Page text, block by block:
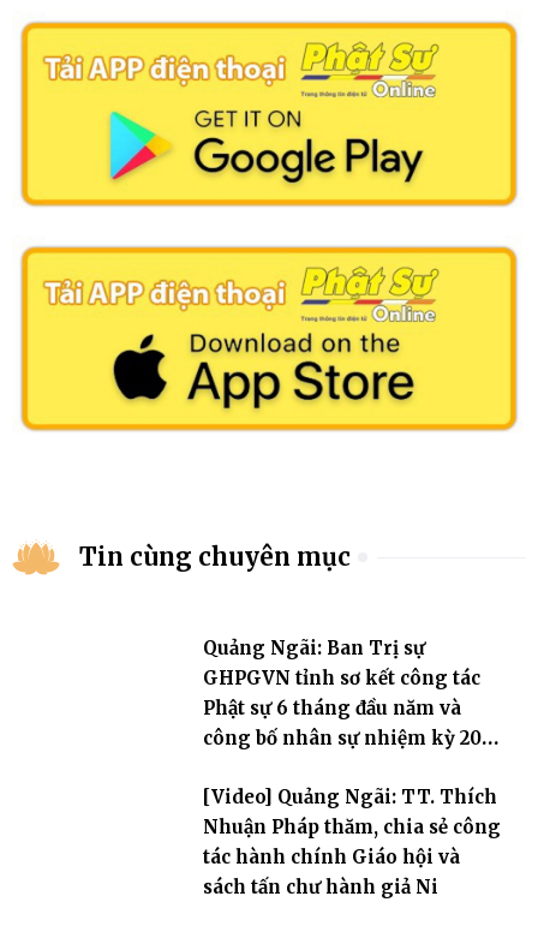
Tin cùng chuyên mục
Quảng Ngãi: Ban Trị sự
GHPGVN tỉnh sơ kết công tác
Phật sự 6 tháng đầu năm và
công bố nhân sự nhiệm kỳ 2026
[Video] Quảng Ngãi: TT. Thích
Nhuận Pháp thăm, chia sẻ công
tác hành chính Giáo hội và
sách tấn chư hành giả Ni